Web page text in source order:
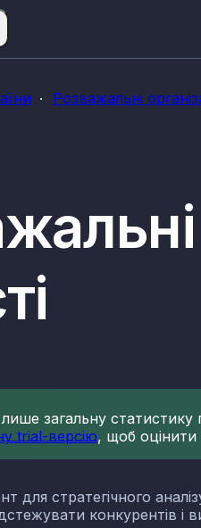
Розважальні
загальну статистику
trial-версію, щоб оцінити
для стратегічного
конкурентів